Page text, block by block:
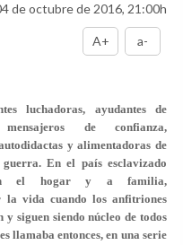
de octubre de 2016, 21:00h
A+ a-
luchadoras, ayudantes de
mensajeros de confianza,
y alimentadoras de
guerra. En el país esclavizado
el hogar y a familia,
la vida cuando los anfitriones
siguen siendo núcleo de todos
llamaba entonces, en una serie